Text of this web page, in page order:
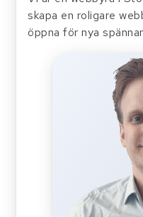
skapa en roligare
öppna för nya